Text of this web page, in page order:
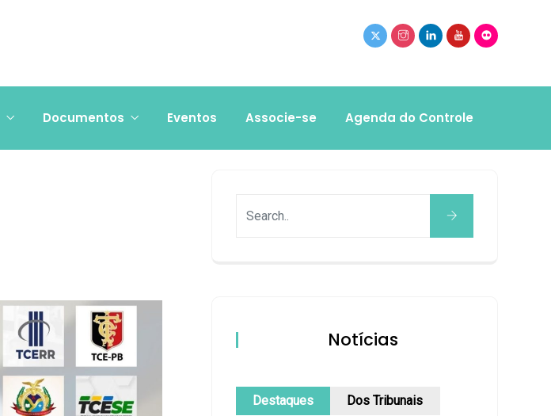
Documentos Eventos Associe-se Agenda do Controle
Notícias
Destaques Dos Tribunais